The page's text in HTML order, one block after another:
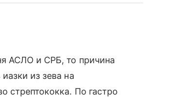
АСЛО и СРБ, то причина
из зева на
стрептококка. По гастро